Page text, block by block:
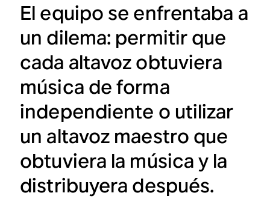
El equipo se enfrentaba a
un dilema: permitir que
cada altavoz obtuviera
música de forma
independiente o utilizar
un altavoz maestro que
obtuviera la música y la
distribuyera después.